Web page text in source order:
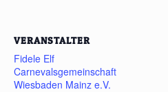
VERANSTALTER
Fidele Elf
Carnevalsgemeinschaft
Wiesbaden Mainz e.V.